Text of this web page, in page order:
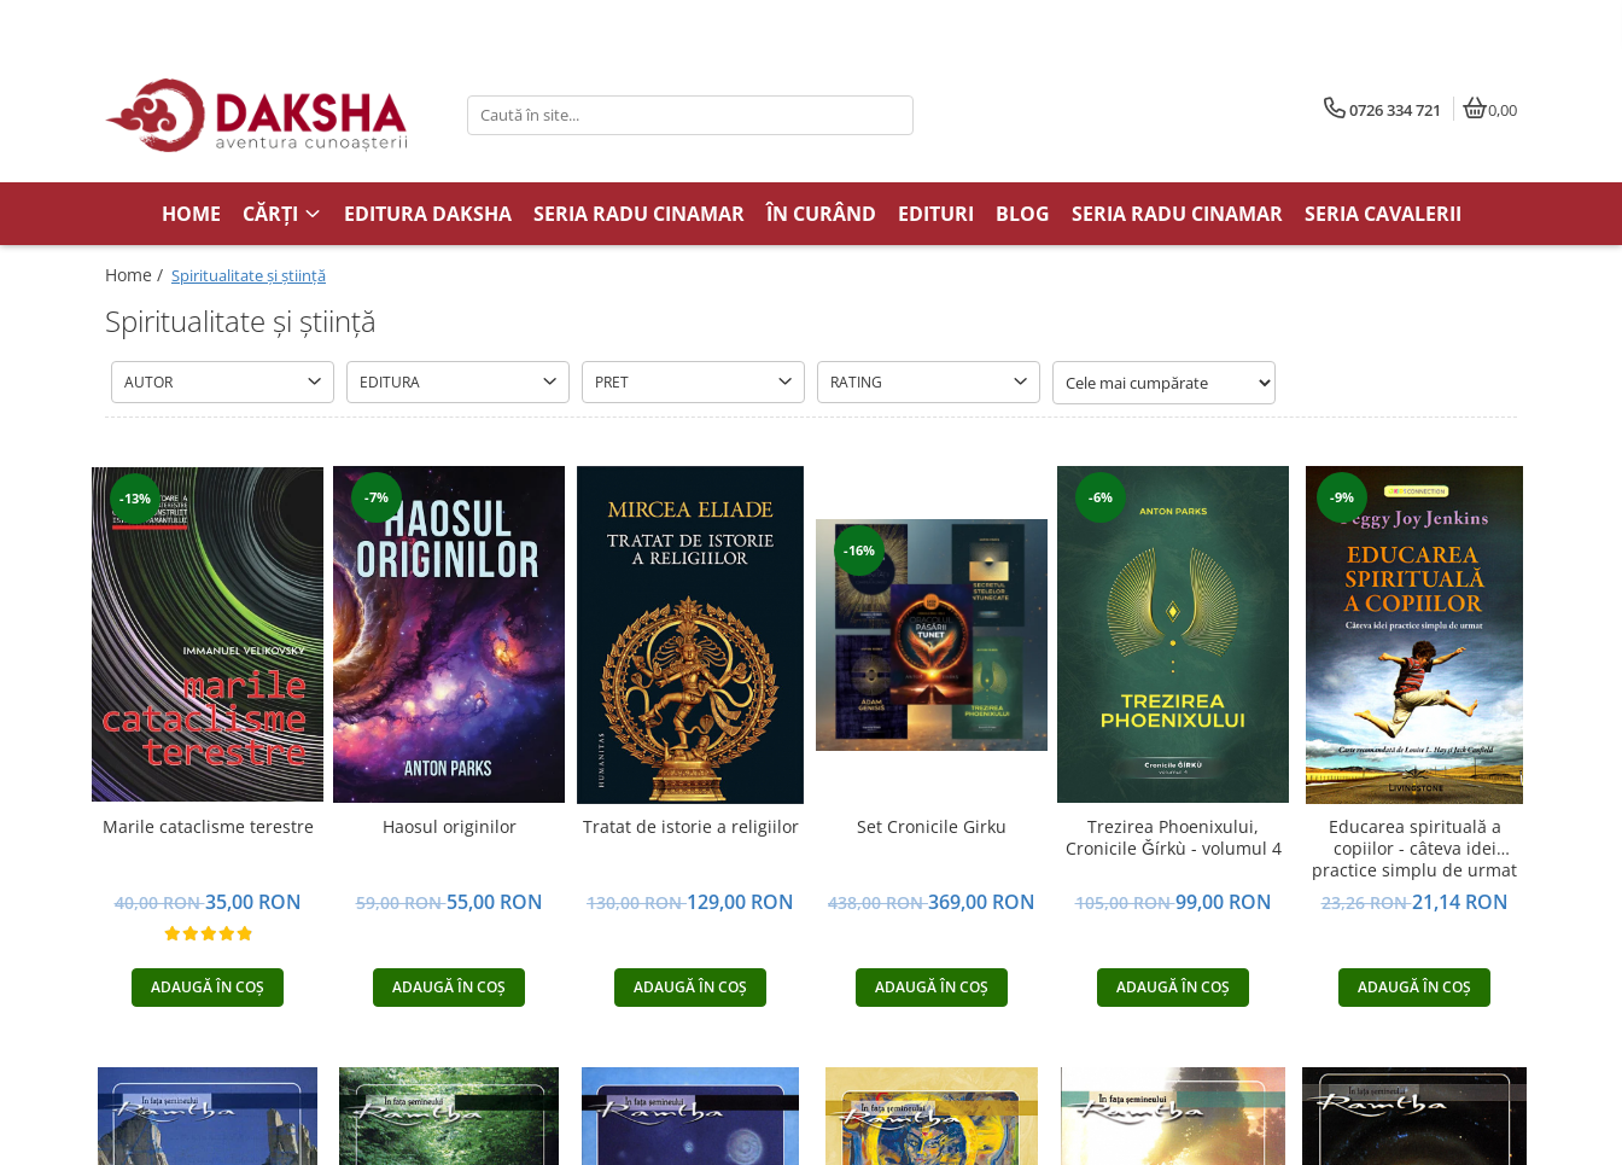
Editura Daksha
Seria Anton Parks
Seria David Icke
Seria Immanuel Velikovsky
Extratereștrii
Transformare spirituală
Psihologie
Dezvoltare personală
Astrologie
Seria Montauk
Seria Chico Xavier
Seria Helena Blavatsky
Creștinism
0726 334 721 0,00
HOME CĂRȚI EDITURA DAKSHA SERIA RADU CINAMAR ÎN CURÂND EDITURI BLOG SERIA RADU CINAMAR SERIA CAVALERII
Home / Spiritualitate şi ştiinţă
Spiritualitate şi ştiinţă
AUTOR EDITURA PRET RATING
-13%
Marile cataclisme terestre
40,00 RON35,00 RON
ADAUGĂ ÎN COȘ
-7%
Haosul originilor
59,00 RON55,00 RON
ADAUGĂ ÎN COȘ
Tratat de istorie a religiilor
130,00 RON129,00 RON
ADAUGĂ ÎN COȘ
-16%
Set Cronicile Girku
438,00 RON369,00 RON
ADAUGĂ ÎN COȘ
-6%
Trezirea Phoenixului,
Cronicile Ǧírkù - volumul 4
105,00 RON99,00 RON
ADAUGĂ ÎN COȘ
-9%
Educarea spirituală a
copiilor - câteva idei
practice simplu de urmat
23,26 RON21,14 RON
ADAUGĂ ÎN COȘ